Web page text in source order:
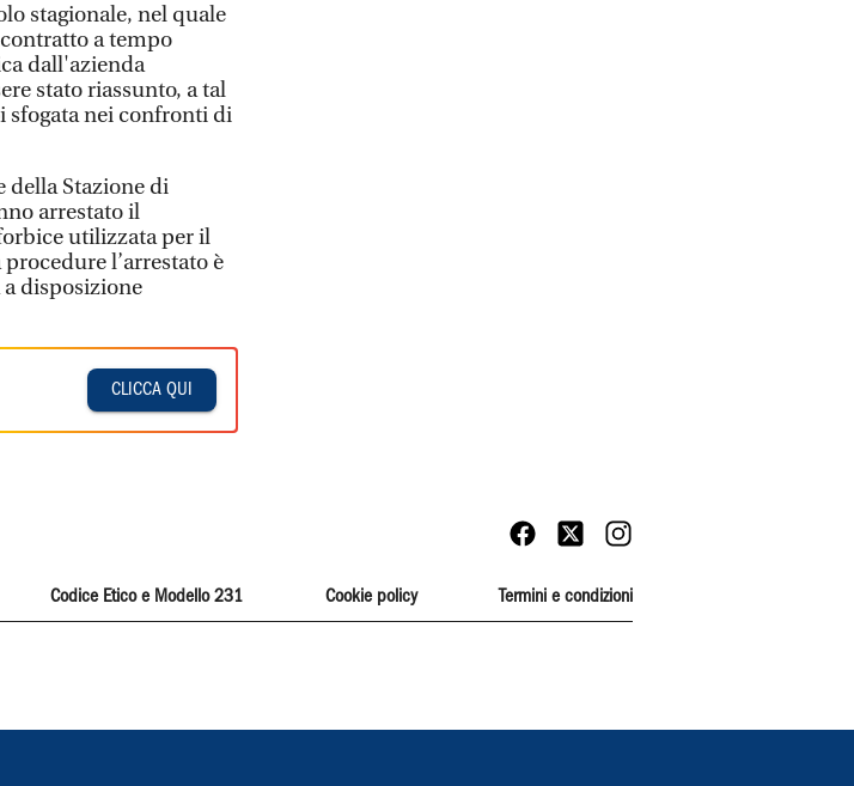
stagionale, nel quale
a tempo
dall'azienda
stato riassunto, a tal
sfogata nei confronti di
della Stazione di
arrestato il
utilizzata per il
l’arrestato è
disposizione
CLICCA QUI
Codice Etico e Modello 231 Cookie policy Termini e condizioni